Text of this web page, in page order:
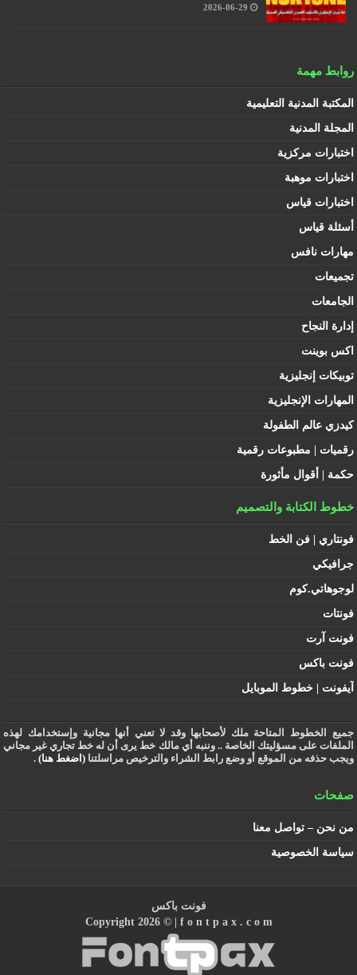
2026-06-29
روابط مهمة
المكتبة المدنية التعليمية
المجلة المدنية
اختبارات مركزية
اختبارات موهبة
اختبارات قياس
أسئلة قياس
مهارات نافس
تجميعات
الجامعات
إدارة النجاح
اكس بوينت
توبيكات إنجليزية
المهارات الإنجليزية
كيدزي عالم الطفولة
رقميات | مطبوعات رقمية
حكمة | أقوال مأثورة
خطوط الكتابة والتصميم
فونتاري | فن الخط
جرافيكي
لوجوهاتي.كوم
فونتات
فونت آرت
فونت باكس
آيفونت | خطوط الموبايل
جميع الخطوط المتاحة ملك لأصحابها وقد لا تعني أنها مجانية وإستخدامك لهذه
الملفات على مسؤليتك الخاصة .. وننبه أي مالك خط يرى أن له خط تجاري غير مجاني
ويجب حذفه من الموقع أو وضع رابط الشراء والترخيص مراسلتنا(اضغط هنا) .
صفحات
من نحن – تواصل معنا
سياسة الخصوصية
فونت باكس
Copyright 2026 © | f o n t p a x . c o m